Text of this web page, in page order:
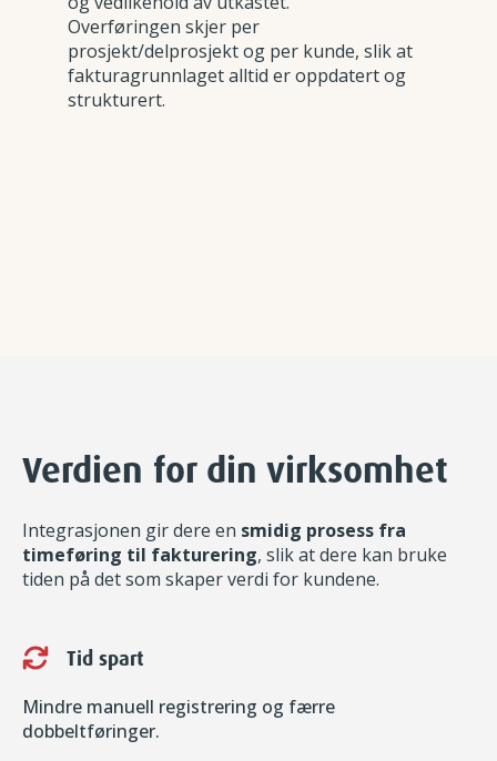
Overføringen skjer per
prosjekt/delprosjekt og per kunde, slik at
fakturagrunnlaget alltid er oppdatert og
strukturert.
Verdien for din virksomhet
Integrasjonen gir dere en smidig prosess fra
timeføring til fakturering, slik at dere kan bruke
tiden på det som skaper verdi for kundene.
Tid spart
Mindre manuell registrering og færre
dobbeltføringer.